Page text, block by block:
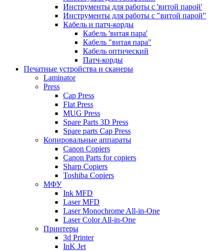
Инструменты для работы с 'витой парой'
Инструменты для работы с "витой парой"
Кабель и патч-корды
Кабель 'витая пара'
Кабель "витая пара"
Кабель оптический
Патч-корды
Печатные устройства и сканеры
Laminator
Press
Cap Press
Flat Press
MUG Press
Spare Parts 3D Press
Spare parts Cap Press
Копировальные аппараты
Canon Copiers
Canon Parts for copiers
Sharp Copiers
Toshiba Copiers
МФУ
Ink MFD
Laser MFD
Laser Monochrome All-in-One
Laser Color All-in-One
Принтеры
3d Printer
InK Jet